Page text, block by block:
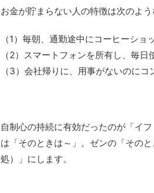
お金が貯まらない人の特徴は次のよう
（1）毎朝、通勤途中にコーヒーシ
（2）スマートフォンを所有し、毎日
（3）会社帰りに、用事がないのにコ
自制心の持続に有効だったのが「イ
は「そのときは～」。ゼンの「その
処）」にします。